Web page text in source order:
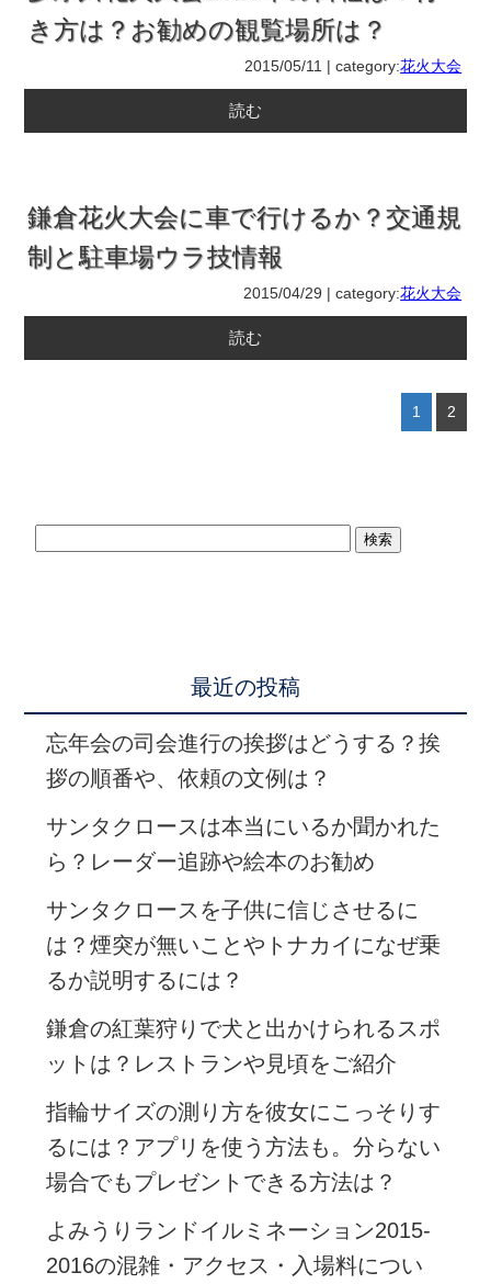
き方は？お勧めの観覧場所は？
2015/05/11 | category:花火大会
読む
鎌倉花火大会に車で行けるか？交通規
制と駐車場ウラ技情報
2015/04/29 | category:花火大会
読む
1 2
最近の投稿
忘年会の司会進行の挨拶はどうする？挨
拶の順番や、依頼の文例は？
サンタクロースは本当にいるか聞かれた
ら？レーダー追跡や絵本のお勧め
サンタクロースを子供に信じさせるに
は？煙突が無いことやトナカイになぜ乗
るか説明するには？
鎌倉の紅葉狩りで犬と出かけられるスポ
ットは？レストランや見頃をご紹介
指輪サイズの測り方を彼女にこっそりす
るには？アプリを使う方法も。分らない
場合でもプレゼントできる方法は？
よみうりランドイルミネーション2015-
2016の混雑・アクセス・入場料につい